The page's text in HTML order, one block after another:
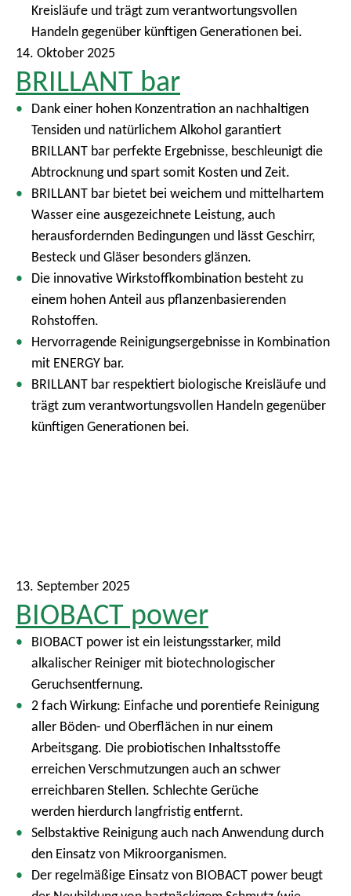
Kreisläufe und trägt zum verantwortungsvollen
Handeln gegenüber künftigen Generationen bei.
14. Oktober 2025
BRILLANT bar
Dank einer hohen Konzentration an nachhaltigen
Tensiden und natürlichem Alkohol garantiert
BRILLANT bar perfekte Ergebnisse, beschleunigt die
Abtrocknung und spart somit Kosten und Zeit.
BRILLANT bar bietet bei weichem und mittelhartem
Wasser eine ausgezeichnete Leistung, auch
herausfordernden Bedingungen und lässt Geschirr,
Besteck und Gläser besonders glänzen.
Die innovative Wirkstoffkombination besteht zu
einem hohen Anteil aus pflanzenbasierenden
Rohstoffen.
Hervorragende Reinigungsergebnisse in Kombination
mit ENERGY bar.
BRILLANT bar respektiert biologische Kreisläufe und
trägt zum verantwortungsvollen Handeln gegenüber
künftigen Generationen bei.
13. September 2025
BIOBACT power
BIOBACT power ist ein leistungsstarker, mild
alkalischer Reiniger mit biotechnologischer
Geruchsentfernung.
2 fach Wirkung: Einfache und porentiefe Reinigung
aller Böden- und Oberflächen in nur einem
Arbeitsgang. Die probiotischen Inhaltsstoffe
erreichen Verschmutzungen auch an schwer
erreichbaren Stellen. Schlechte Gerüche
werden hierdurch langfristig entfernt.
Selbstaktive Reinigung auch nach Anwendung durch
den Einsatz von Mikroorganismen.
Der regelmäßige Einsatz von BIOBACT power beugt